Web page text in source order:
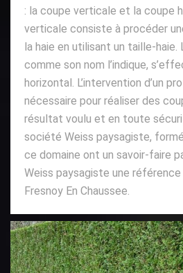
: la coupe verticale et la coupe
verticale consiste à procéder
la haie en utilisant un taille-haie.
comme son nom l’indique,
horizontal. L’intervention d’un
nécessaire pour réaliser des
résultat voulu et en toute
société Weiss paysagiste,
ce domaine ont un savoir-faire
Weiss paysagiste une
Fresnoy En Chaussee.